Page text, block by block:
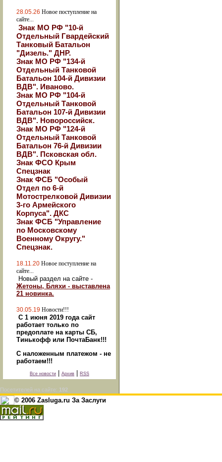
28.05.26 Новое поступление на
сайте...
Знак МО РФ "10-й
Отдельный Гвардейский
Танковый Батальон
"Дизель." ДНР.
Знак МО РФ "134-й
Отдельный Танковой
Батальон 104-й Дивизии
ВДВ". Иваново.
Знак МО РФ "104-й
Отдельный Танковой
Батальон 107-й Дивизии
ВДВ". Новороссийск.
Знак МО РФ "124-й
Отдельный Танковой
Батальон 76-й Дивизии
ВДВ". Псковская обл.
Знак ФСО Крым
Спецзнак
Знак ФСБ "Особый
Отдел по 6-й
Мотострелковой Дивизии
3-го Армейского
Корпуса". ДКС
Знак ФСБ "Управление
по Московскому
Военному Округу."
Спецзнак.
18.11.20 Новое поступление на
сайте...
Новый раздел на сайте -
Жетоны, Бляхи - выставлена
21 новинка.
30.05.19 Новости!!!
С 1 июня 2019 года сайт
работает только по
предоплате на карты СБ,
Тинькофф или ПочтаБанк!!!
С наложенным платежом - не
работаем!!!
Все новости Архив RSS
Посетителей на сайте: 192
© 2006 Zasluga.ru За Заслуги